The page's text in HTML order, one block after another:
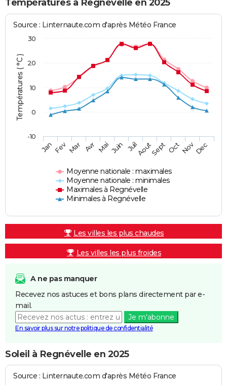
Températures à Regnévelle en 2025
Températures ( °C )
Source : Linternaute.com d'après Météo France
Moyenne nationale : maximales
Moyenne nationale : minimales
Maximales à Regnévelle
Minimales à Regnévelle
JanFev Mar Avr MaiJuin JuilAoutSept OctNovDec
-10
0
10
20
30
Les villes les plus chaudes
Les villes les plus froides
A ne pas manquer
Recevez nos astuces et bons plans directement par e-
mail.
Je m'abonne
En savoir plus sur notre politique de confidentialité
Soleil à Regnévelle en 2025
Source : Linternaute.com d'après Météo France